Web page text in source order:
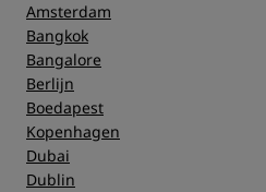
Amsterdam
Bangkok
Bangalore
Berlijn
Boedapest
Kopenhagen
Dubai
Dublin